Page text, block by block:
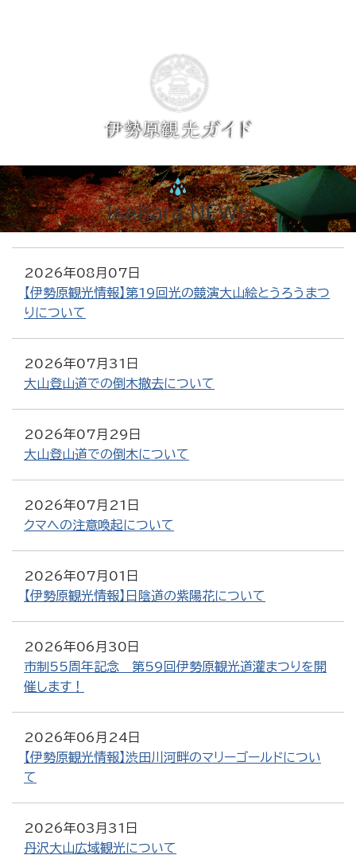
Isehara NEWS
2026年08月07日
【伊勢原観光情報】第19回光の競演大山絵とうろうまつ
りについて
2026年07月31日
大山登山道での倒木撤去について
2026年07月29日
大山登山道での倒木について
2026年07月21日
クマへの注意喚起について
2026年07月01日
【伊勢原観光情報】日陰道の紫陽花について
2026年06月30日
市制55周年記念 第59回伊勢原観光道灌まつりを開
催します！
2026年06月24日
【伊勢原観光情報】渋田川河畔のマリーゴールドについ
て
2026年03月31日
丹沢大山広域観光について